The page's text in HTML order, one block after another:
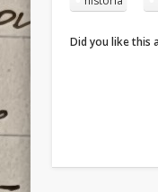
Did you like this